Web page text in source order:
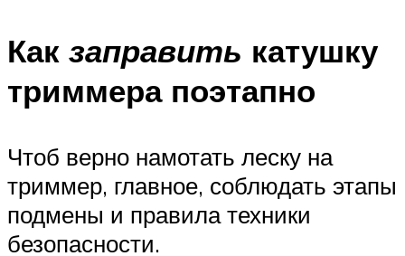
Как заправить катушку
триммера поэтапно
Чтоб верно намотать леску на
триммер, главное, соблюдать этапы
подмены и правила техники
безопасности.